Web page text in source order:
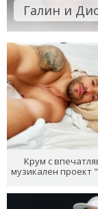
Галин и
Крум с
музикален проект